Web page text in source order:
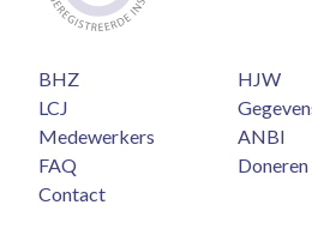
BHZ
HJW
LCJ
Medewerkers
ANBI
FAQ
Doneren
Contact